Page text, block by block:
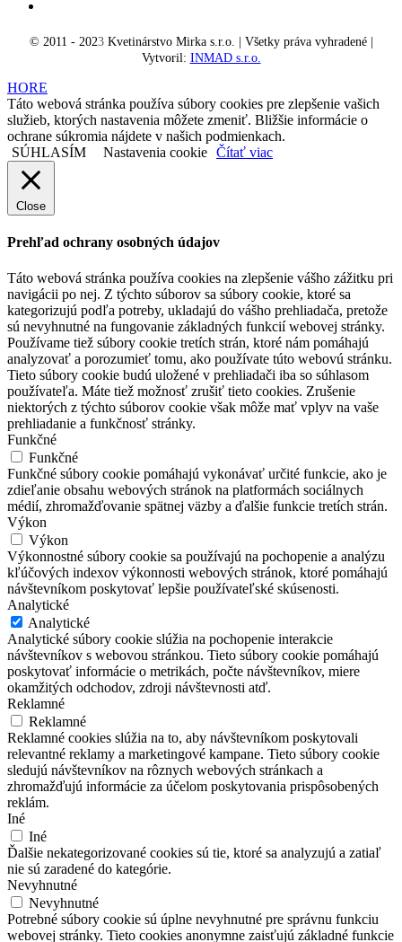
© 2011 - 2023Kvetinárstvo Mirka s.r.o. | Všetky práva vyhradené |
Vytvoril: INMAD s.r.o.
HORE
Táto webová stránka používa súbory cookies pre zlepšenie vašich
služieb, ktorých nastavenia môžete zmeniť. Bližšie informácie o
ochrane súkromia nájdete v našich podmienkach.
SÚHLASÍM
Nastavenia cookie Čítať viac
Close
Prehľad ochrany osobných údajov
Táto webová stránka používa cookies na zlepšenie vášho zážitku pri
navigácii po nej. Z týchto súborov sa súbory cookie, ktoré sa
kategorizujú podľa potreby, ukladajú do vášho prehliadača, pretože
sú nevyhnutné na fungovanie základných funkcií webovej stránky.
Používame tiež súbory cookie tretích strán, ktoré nám pomáhajú
analyzovať a porozumieť tomu, ako používate túto webovú stránku.
Tieto súbory cookie budú uložené v prehliadači iba so súhlasom
používateľa. Máte tiež možnosť zrušiť tieto cookies. Zrušenie
niektorých z týchto súborov cookie však môže mať vplyv na vaše
prehliadanie a funkčnosť stránky.
Funkčné
Funkčné
Funkčné súbory cookie pomáhajú vykonávať určité funkcie, ako je
zdieľanie obsahu webových stránok na platformách sociálnych
médií, zhromažďovanie spätnej väzby a ďalšie funkcie tretích strán.
Výkon
Výkon
Výkonnostné súbory cookie sa používajú na pochopenie a analýzu
kľúčových indexov výkonnosti webových stránok, ktoré pomáhajú
návštevníkom poskytovať lepšie používateľské skúsenosti.
Analytické
Analytické
Analytické súbory cookie slúžia na pochopenie interakcie
návštevníkov s webovou stránkou. Tieto súbory cookie pomáhajú
poskytovať informácie o metrikách, počte návštevníkov, miere
okamžitých odchodov, zdroji návštevnosti atď.
Reklamné
Reklamné
Reklamné cookies slúžia na to, aby návštevníkom poskytovali
relevantné reklamy a marketingové kampane. Tieto súbory cookie
sledujú návštevníkov na rôznych webových stránkach a
zhromažďujú informácie za účelom poskytovania prispôsobených
reklám.
Iné
Iné
Ďalšie nekategorizované cookies sú tie, ktoré sa analyzujú a zatiaľ
nie sú zaradené do kategórie.
Nevyhnutné
Nevyhnutné
Potrebné súbory cookie sú úplne nevyhnutné pre správnu funkciu
webovej stránky. Tieto cookies anonymne zaisťujú základné funkcie